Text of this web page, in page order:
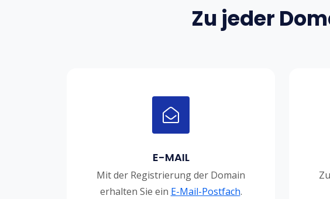
Zu jeder
E-MAIL
Mit der Registrierung der Domain
erhalten Sie ein E-Mail-Postfach.